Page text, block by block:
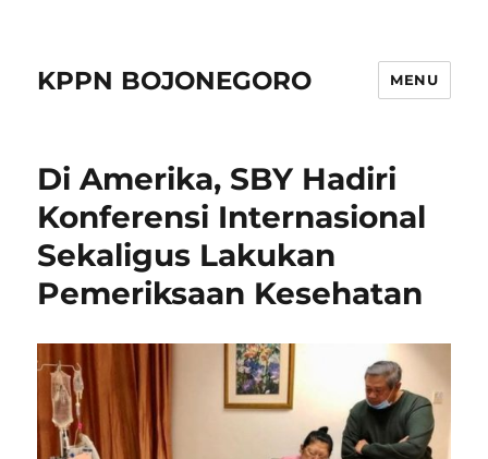
KPPN BOJONEGORO MENU
Di Amerika, SBY Hadiri
Konferensi Internasional
Sekaligus Lakukan
Pemeriksaan Kesehatan